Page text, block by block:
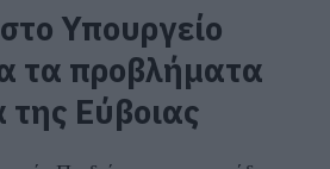
Υπουργείο
τα προβλήματα
της Εύβοιας